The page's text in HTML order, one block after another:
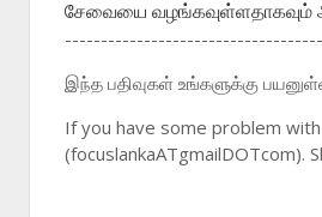
சேவையை வழங்கவுள்ளதாகவும்
இந்த பதிவுகள் உங்களுக்கு
If you have some problem
(focuslankaATgmailDOTcom).